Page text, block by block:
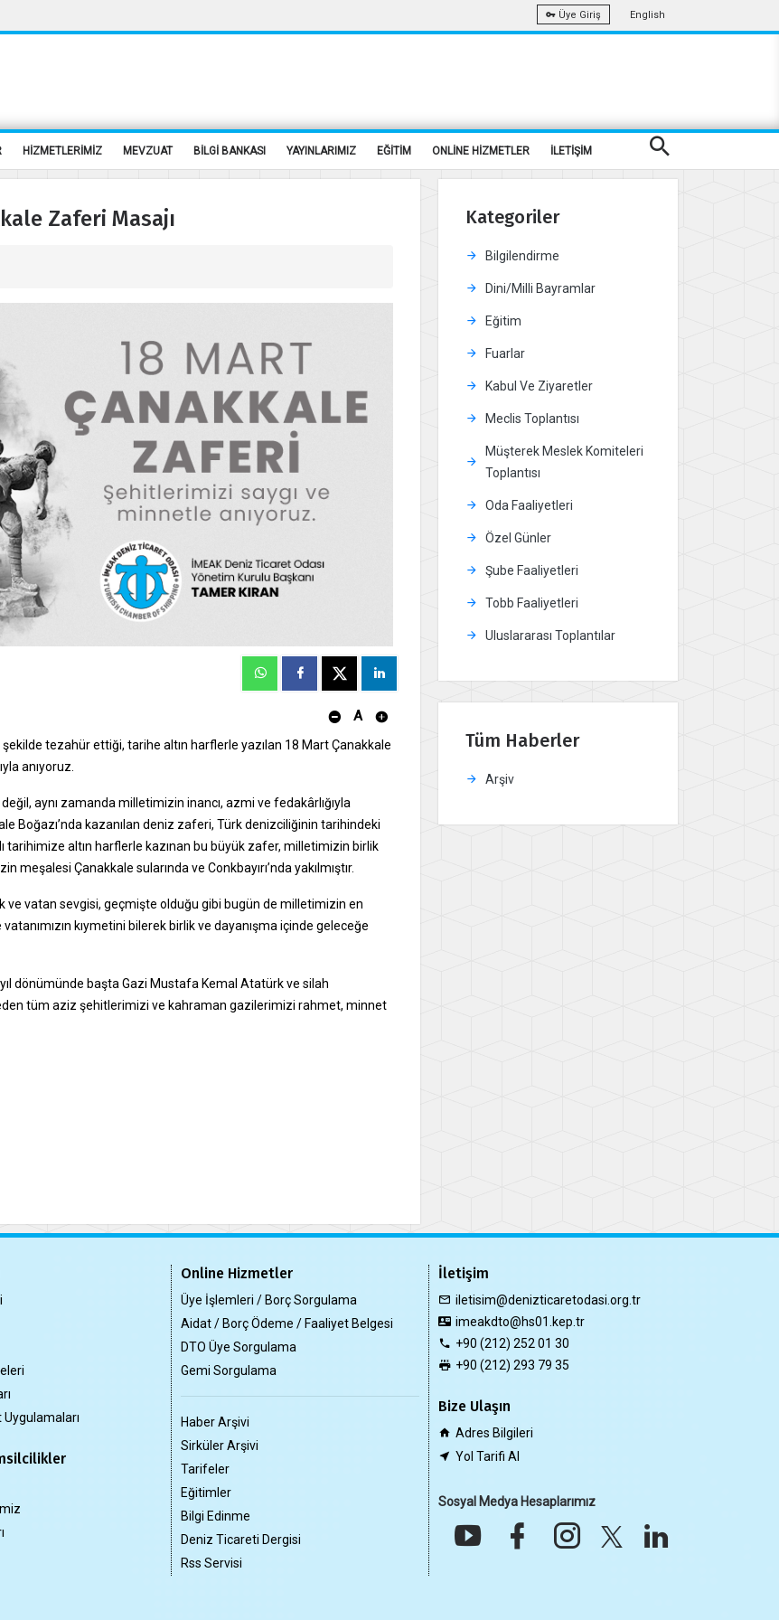
Üye Giriş English
HİZMETLERİMİZ MEVZUAT BİLGİ BANKASI YAYINLARIMIZ EĞİTİM ONLİNE HİZMETLER İLETİŞİM
Zaferi Masajı
A
tezahür ettiği, tarihe altın harflerle yazılan 18 Mart Çanakkale
anıyoruz.
aynı zamanda milletimizin inancı, azmi ve fedakârlığıyla
Boğazı’nda kazanılan deniz zaferi, Türk denizciliğinin tarihindeki
tarihimize altın harflerle kazınan bu büyük zafer, milletimizin birlik
Çanakkale sularında ve Conkbayırı’nda yakılmıştır.
ve vatan sevgisi, geçmişte olduğu gibi bugün de milletimizin en
kıymetini bilerek birlik ve dayanışma içinde geleceğe
dönümünde başta Gazi Mustafa Kemal Atatürk ve silah
tüm aziz şehitlerimizi ve kahraman gazilerimizi rahmet, minnet
Kategoriler
Bilgilendirme
Dini/Milli Bayramlar
Eğitim
Fuarlar
Kabul Ve Ziyaretler
Meclis Toplantısı
Müşterek Meslek Komiteleri
Toplantısı
Oda Faaliyetleri
Özel Günler
Şube Faaliyetleri
Tobb Faaliyetleri
Uluslararası Toplantılar
Tüm Haberler
Arşiv
Uygulamaları
Online Hizmetler
Üye İşlemleri / Borç Sorgulama
Aidat / Borç Ödeme / Faaliyet Belgesi
DTO Üye Sorgulama
Gemi Sorgulama
Haber Arşivi
Sirküler Arşivi
Tarifeler
Eğitimler
Bilgi Edinme
Deniz Ticareti Dergisi
Rss Servisi
İletişim
iletisim@denizticaretodasi.org.tr
imeakdto@hs01.kep.tr
+90 (212) 252 01 30
+90 (212) 293 79 35
Bize Ulaşın
Adres Bilgileri
Yol Tarifi Al
Sosyal Medya Hesaplarımız